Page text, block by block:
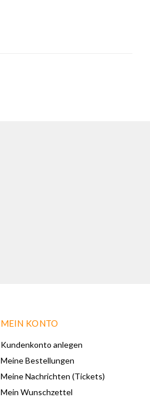
MEIN KONTO
Kundenkonto anlegen
Meine Bestellungen
Meine Nachrichten (Tickets)
Mein Wunschzettel